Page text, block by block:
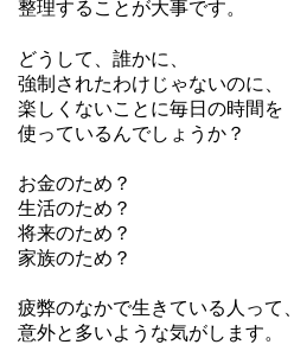
整理することが大事です。
どうして、誰かに、
強制されたわけじゃないのに、
楽しくないことに毎日の時間を
使っているんでしょうか？
お金のため？
生活のため？
将来のため？
家族のため？
疲弊のなかで生きている人って、
意外と多いような気がします。